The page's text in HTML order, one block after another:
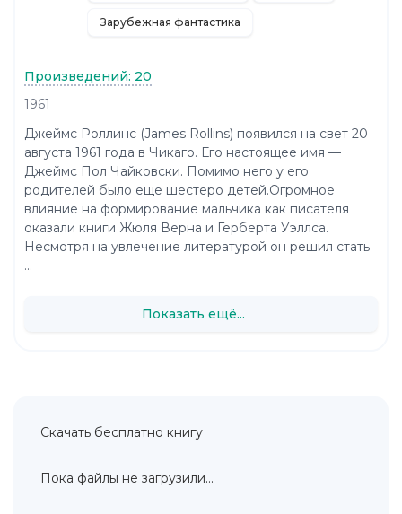
Зарубежная фантастика
Произведений: 20
1961
Джеймс Роллинс (James Rollins) появился на свет 20
августа 1961 года в Чикаго. Его настоящее имя —
Джеймс Пол Чайковски. Помимо него у его
родителей было еще шестеро детей.Огромное
влияние на формирование мальчика как писателя
оказали книги Жюля Верна и Герберта Уэллса.
Несмотря на увлечение литературой он решил стать
...
Показать ещё...
Скачать бесплатно книгу
Пока файлы не загрузили...